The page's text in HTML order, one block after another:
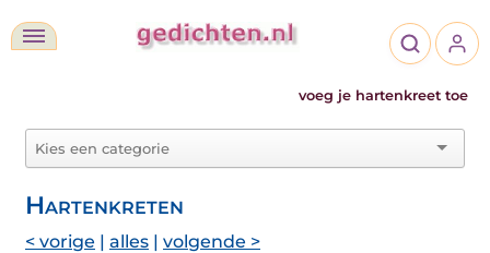
voeg je hartenkreet toe
Hartenkreten
< vorige | alles | volgende >